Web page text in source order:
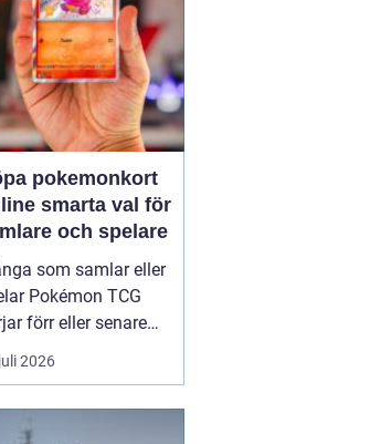
pokemonkort
val för
och spelare
som samlar eller
Pokémon TCG
förr eller senare
på hur de kan
kort på ett enklare
Köpa Pokemonkort
2026